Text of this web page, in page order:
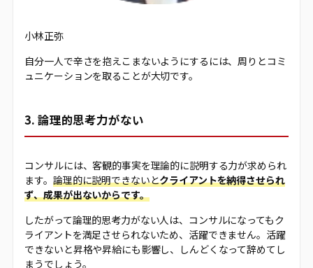
小林正弥
自分一人で辛さを抱えこまないようにするには、周りとコミ
ュニケーションを取ることが大切です。
3. 論理的思考力がない
コンサルには、客観的事実を理論的に説明する力が求められ
ます。 論理的に説明できないとクライアントを納得させられ
ず、成果が出ないからです。
したがって論理的思考力がない人は、コンサルになってもク
ライアントを満足させられないため、活躍できません。活躍
できないと昇格や昇給にも影響し、しんどくなって辞めてし
まうでしょう。